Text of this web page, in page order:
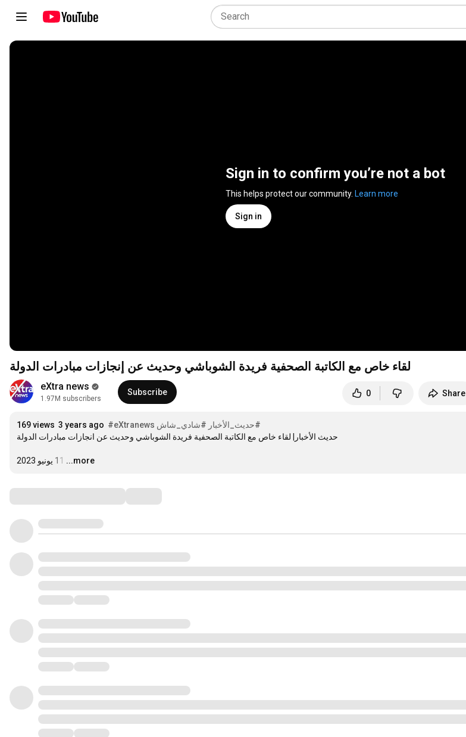
Sign in to confirm you’re not a bot
This helps protect our community. Learn more
Sign in
لقاء خاص مع الكاتبة الصحفية فريدة الشوباشي وحديث عن إنجازات مبادرات الدولة
eXtra news
1.97M subscribers
Subscribe 0 Share
169 views 3 years ago #eXtranews #شادي_شاش #حديث_الأخبار
حديث الأخبار| لقاء خاص مع الكاتبة الصحفية فريدة الشوباشي وحديث عن انجازات مبادرات الدولة
11 يونيو 2023 …
...more